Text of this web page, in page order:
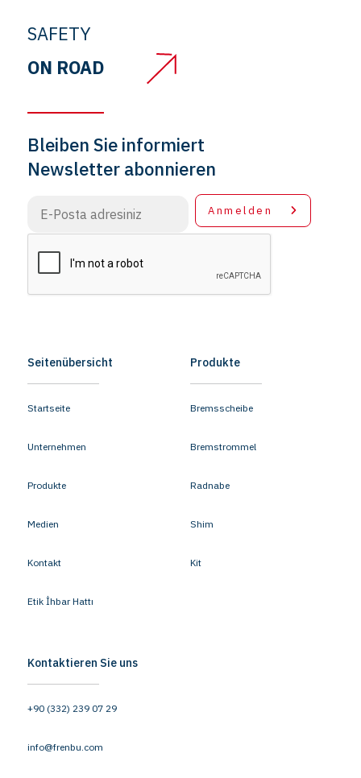
SAFETY
ON ROAD
Bleiben Sie informiert
Newsletter abonnieren
Anmelden
Seitenübersicht
Startseite
Unternehmen
Produkte
Medien
Kontakt
Etik İhbar Hattı
Produkte
Bremsscheibe
Bremstrommel
Radnabe
Shim
Kit
Kontaktieren Sie uns
+90 (332) 239 07 29
info@frenbu.com